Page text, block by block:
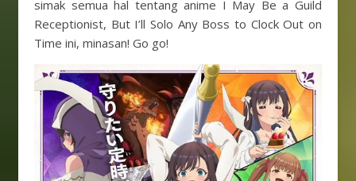
simak semua hal tentang anime I May Be a Guild
Receptionist, But I’ll Solo Any Boss to Clock Out on
Time ini, minasan! Go go!